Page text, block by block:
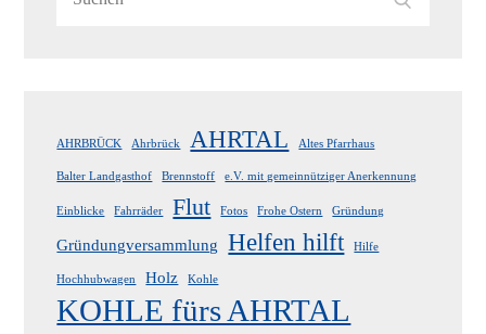
AHRBRÜCK Ahrbrück AHRTAL Altes Pfarrhaus
Balter Landgasthof Brennstoff e.V. mit gemeinnütziger Anerkennung
Einblicke Fahrräder Flut Fotos Frohe Ostern Gründung
Gründungversammlung Helfen hilft Hilfe
Hochhubwagen Holz Kohle
KOHLE fürs AHRTAL